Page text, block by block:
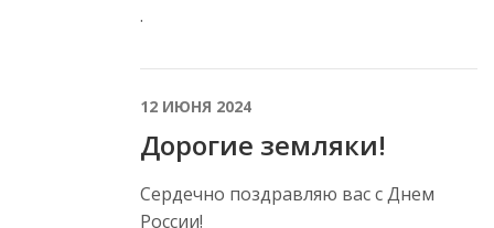
.
12 ИЮНЯ 2024
Дорогие земляки!
Сердечно поздравляю вас с Днем
России!